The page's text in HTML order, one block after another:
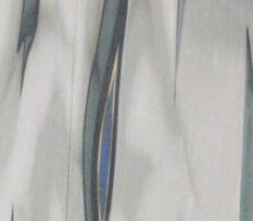
News